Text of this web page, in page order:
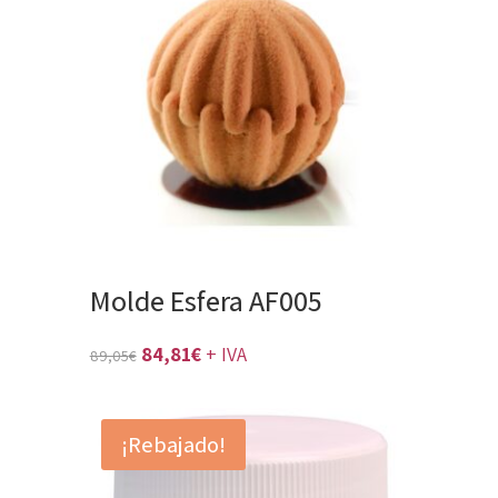
Molde Esfera AF005
89,05€ El
original
era:
84,81€El
actual
es:
+ IVA
¡Rebajado!